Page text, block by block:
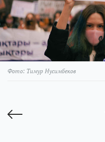
Фото: Тимур Нусимбеков